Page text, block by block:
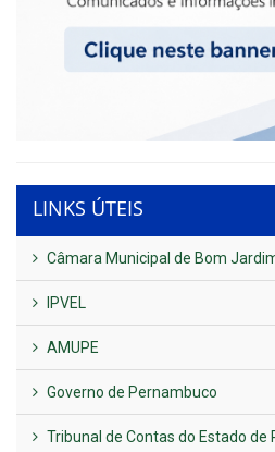
LINKS ÚTEIS
Câmara Municipal de Bom
IPVEL
AMUPE
Governo de Pernambuco
Tribunal de Contas do Estado de